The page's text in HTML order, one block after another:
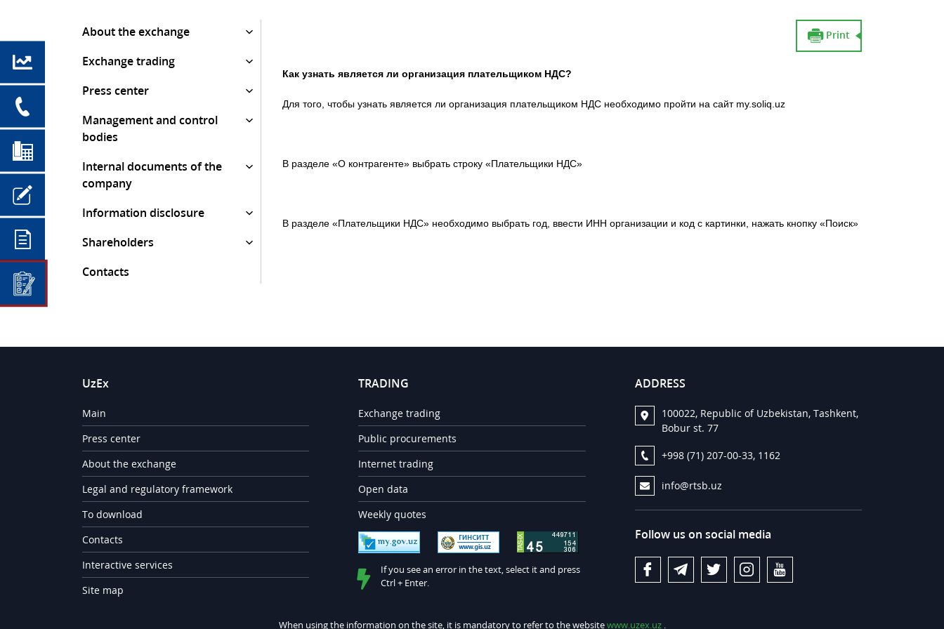
About the exchange
Exchange trading
Press center
Management and control
bodies
Internal documents of the
company
Information disclosure
Shareholders
Contacts
Print
Как узнать является ли организация плательщиком НДС?
Для того, чтобы узнать является ли организация плательщиком НДС необходимо пройти на сайт my.soliq.uz
В разделе «О контрагенте» выбрать строку «Плательщики НДС»
В разделе «Плательщики НДС» необходимо выбрать год, ввести ИНН организации и код с картинки, нажать кнопку «Поиск»
UzEx
Main
Press center
About the exchange
Legal and regulatory framework
To download
Contacts
Interactive services
Site map
TRADING
Exchange trading
Public procurements
Internet trading
Open data
Weekly quotes
If you see an error in the text, select it and press
Ctrl + Enter.
ADDRESS
100022, Republic of Uzbekistan, Tashkent,
Bobur st. 77
+998 (71) 207-00-33, 1162
info@rtsb.uz
Follow us on social media
When using the information on the site, it is mandatory to refer to the websitewww.uzex.uz